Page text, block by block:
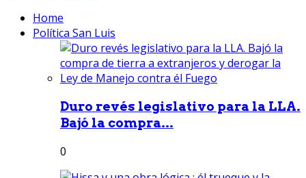
Home
Política San Luis
Duro revés legislativo para la LLA.
Bajó la compra...
0